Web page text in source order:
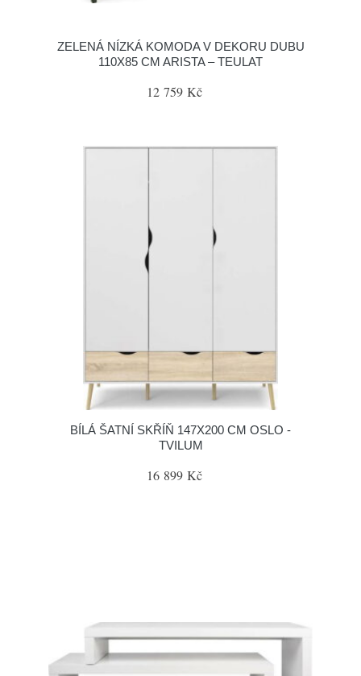
ZELENÁ NÍZKÁ KOMODA V DEKORU DUBU
110X85 CM ARISTA – TEULAT
12 759 Kč
BÍLÁ ŠATNÍ SKŘÍŇ 147X200 CM OSLO -
TVILUM
16 899 Kč